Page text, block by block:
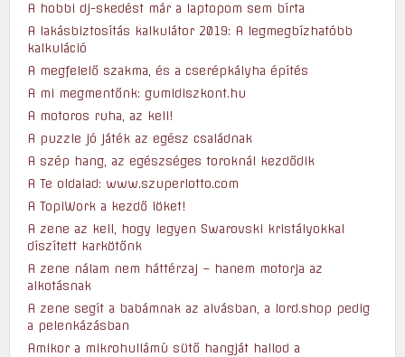
A hobbi dj-skedést már a laptopom sem bírta
A lakásbiztosítás kalkulátor 2019: A legmegbízhatóbb
kalkuláció
A megfelelő szakma, és a cserépkályha építés
A mi megmentőnk: gumidiszkont.hu
A motoros ruha, az kell!
A puzzle jó játék az egész családnak
A szép hang, az egészséges toroknál kezdődik
A Te oldalad: www.szuperlotto.com
A TopiWork a kezdő löket!
A zene az kell, hogy legyen Swarovski kristályokkal
díszített karkötőnk
A zene nálam nem háttérzaj – hanem motorja az
alkotásnak
A zene segít a babámnak az alvásban, a lord.shop pedig
a pelenkázásban
Amikor a mikrohullámú sütő hangját hallod a